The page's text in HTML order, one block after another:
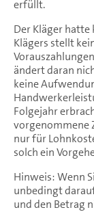
erfüllt.
Der Kläger hatte
Klägers stellt
ändert daran
keine
Folgejahr
vorgenommene
nur für
solch ein
Hinweis: Wenn
unbedingt
und den Betrag